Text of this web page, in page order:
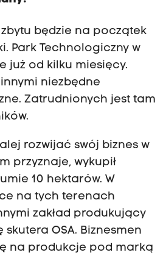
zbytu będzie na początek
Park Technologiczny w
już od kilku miesięcy.
niezbędne
Zatrudnionych jest tam
rozwijać swój biznes w
przyznaje, wykupił
10 hektarów. W
na tych terenach
zakład produkujący
OSA. Biznesmen
na produkcje pod marką